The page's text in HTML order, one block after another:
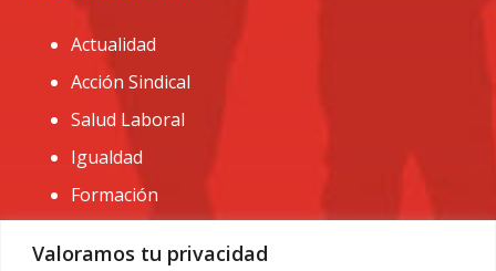
Valoramos tu privacidad
Actualidad
Acción Sindical
Salud Laboral
Igualdad
Formación
CONTACTO: